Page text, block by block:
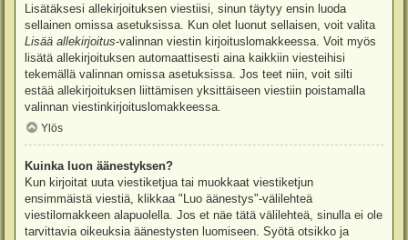
Lisätäksesi allekirjoituksen viestiisi, sinun täytyy ensin luoda
sellainen omissa asetuksissa. Kun olet luonut sellaisen, voit valita
Lisää allekirjoitus-valinnan viestin kirjoituslomakkeessa. Voit myös
lisätä allekirjoituksen automaattisesti aina kaikkiin viesteihisi
tekemällä valinnan omissa asetuksissa. Jos teet niin, voit silti
estää allekirjoituksen liittämisen yksittäiseen viestiin poistamalla
valinnan viestinkirjoituslomakkeessa.
Ylös
Kuinka luon äänestyksen?
Kun kirjoitat uuta viestiketjua tai muokkaat viestiketjun
ensimmäistä viestiä, klikkaa "Luo äänestys"-välilehteä
viestilomakkeen alapuolella. Jos et näe tätä välilehteä, sinulla ei ole
tarvittavia oikeuksia äänestysten luomiseen. Syötä otsikko ja